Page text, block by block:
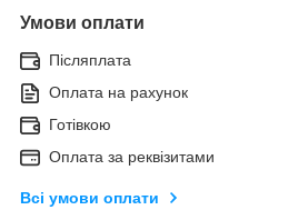
Умови оплати
Післяплата
Оплата на рахунок
Готівкою
Оплата за реквізитами
Всі умови оплати